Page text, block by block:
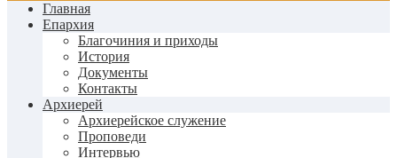
Главная
Епархия
Благочиния и приходы
История
Документы
Контакты
Архиерей
Архиерейское служение
Проповеди
Интервью